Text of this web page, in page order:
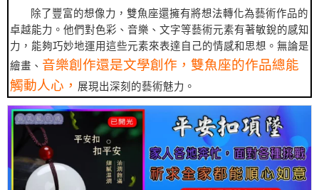
除了豐富的想像力，雙魚座還擁有將想法轉化為藝術作品的
卓越能力。他們對色彩、音樂、文字等藝術元素有著敏銳的感知
力，能夠巧妙地運用這些元素來表達自己的情感和思想。無論是
繪畫、 音樂創作還是文學創作，雙魚座的作品總能
觸動人心， 展現出深刻的藝術魅力。